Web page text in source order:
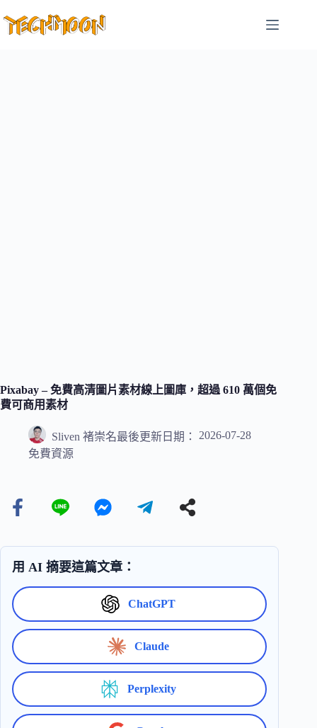
至
Pixabay – 免費高清圖片素材線上圖庫，超過 610 萬個免
費可商用素材
Sliven 褚崇名最後更新日期：
2026-07-28
免費資源
用 AI 摘要這篇文章：
ChatGPT
Claude
Perplexity